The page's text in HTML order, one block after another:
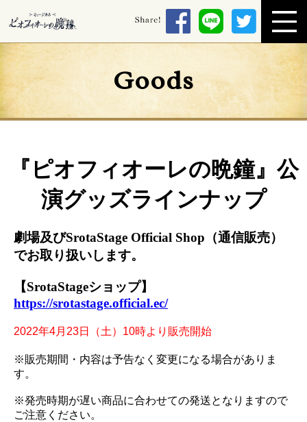
Goods
『ピオフィオーレの晩鐘』公
演グッズラインナップ
劇場及びSrotaStage Official Shop（通信販売）
でお取り扱いします。
【SrotaStageショップ】
https://srotastage.official.ec/
2022年4月23日（土）10時より販売開始
※販売期間・内容は予告なく変更になる場合がありま
す。
※発売時期が遅い商品に合わせての発送となりますので
ご注意ください。